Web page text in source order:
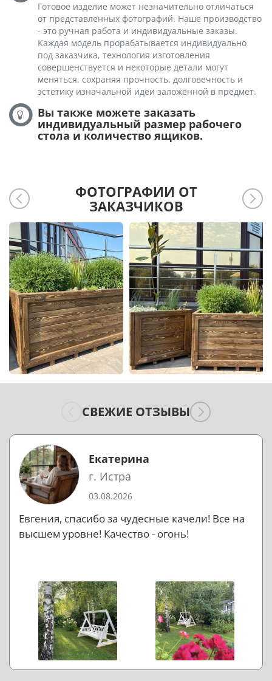
Готовое изделие может незначительно отличаться
от представленных фотографий. Наше производство
- это ручная работа и индивидуальные заказы.
Каждая модель прорабатывается индивидуально
под заказчика, технология изготовления
совершенствуется и некоторые детали могут
меняться, сохраняя прочность, долговечность и
эстетику изначальной идеи заложенной в предмет.
Вы также можете заказать
индивидуальный размер рабочего
стола и количество ящиков.
ФОТОГРАФИИ ОТ
ЗАКАЗЧИКОВ
СВЕЖИЕ ОТЗЫВЫ
Екатерина
г. Истра
03.08.2026
Евгения, спасибо за чудесные качели! Все на
высшем уровне! Качество - огонь!